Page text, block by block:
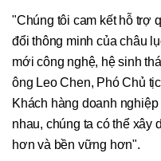
"Chúng tôi cam kết hỗ trợ
đổi thông minh của châu
mới công nghệ, hệ sinh
ông Leo Chen, Phó Chủ
Khách hàng doanh
nhau, chúng ta có thể xây
hơn và bền vững hơn".